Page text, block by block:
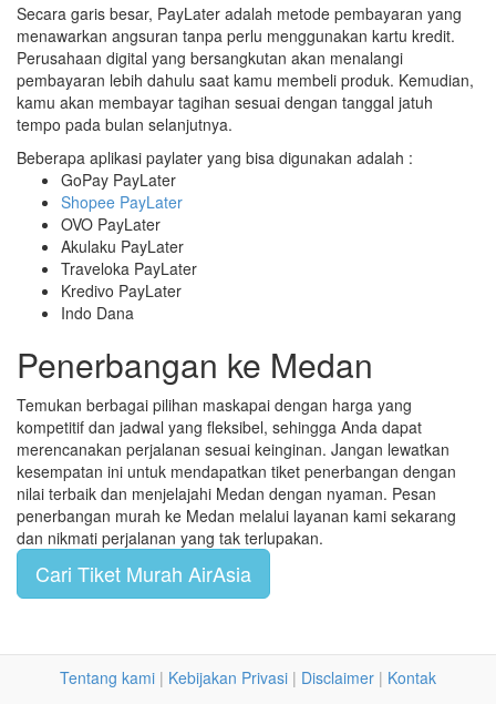
Secara garis besar, PayLater adalah metode pembayaran yang
menawarkan angsuran tanpa perlu menggunakan kartu kredit.
Perusahaan digital yang bersangkutan akan menalangi
pembayaran lebih dahulu saat kamu membeli produk. Kemudian,
kamu akan membayar tagihan sesuai dengan tanggal jatuh
tempo pada bulan selanjutnya.
Beberapa aplikasi paylater yang bisa digunakan adalah :
GoPay PayLater
Shopee PayLater
OVO PayLater
Akulaku PayLater
Traveloka PayLater
Kredivo PayLater
Indo Dana
Penerbangan ke Medan
Temukan berbagai pilihan maskapai dengan harga yang
kompetitif dan jadwal yang fleksibel, sehingga Anda dapat
merencanakan perjalanan sesuai keinginan. Jangan lewatkan
kesempatan ini untuk mendapatkan tiket penerbangan dengan
nilai terbaik dan menjelajahi Medan dengan nyaman. Pesan
penerbangan murah ke Medan melalui layanan kami sekarang
dan nikmati perjalanan yang tak terlupakan.
Cari Tiket Murah AirAsia
Tentang kami | Kebijakan Privasi | Disclaimer | Kontak